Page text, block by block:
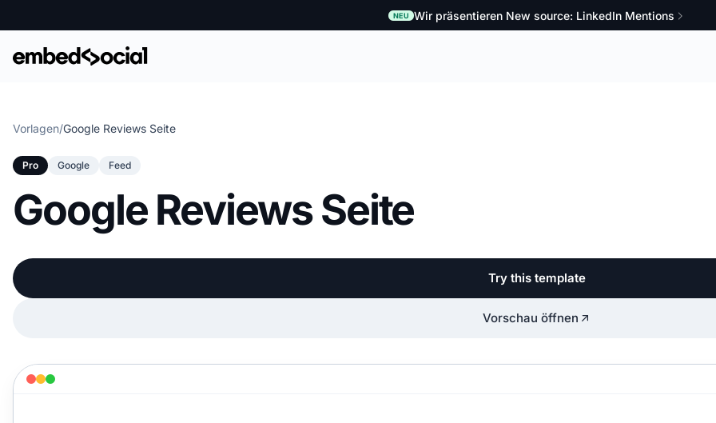
NEU Wir präsentieren New source: LinkedIn Mentions
Vorlagen/Google Reviews Seite
Pro Google Feed
Google Reviews Seite
Try this template
Vorschau öffnen